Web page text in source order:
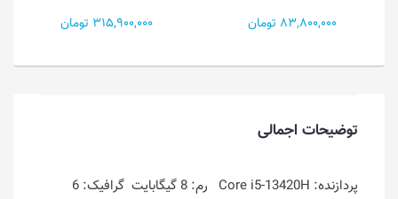
315,900,000 تومان
81,500,000 تومان
توضیحات اجمالی
پردازنده: Core i5-13420H رم: 8 گیگابایت گرافیک: 6